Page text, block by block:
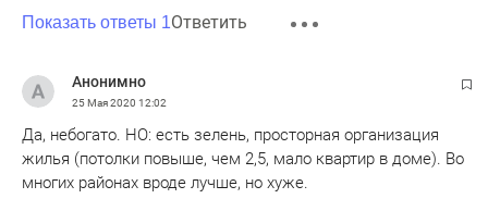
Показать ответы 1Ответить
Анонимно
25 Мая 2020 12:02
Да, небогато. НО: есть зелень, просторная организация
жилья (потолки повыше, чем 2,5, мало квартир в доме). Во
многих районах вроде лучше, но хуже.